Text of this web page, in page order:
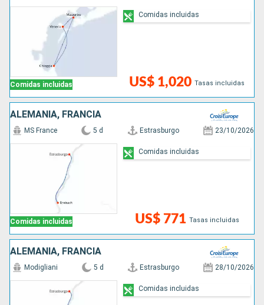
Comidas incluidas US$ 1,020 Tasas incluidas
Comidas incluidas
ALEMANIA, FRANCIA
Comidas incluidas
MS France 5 d Estrasburgo 23/10/2026
US$ 771 Tasas incluidas
Comidas incluidas
ALEMANIA, FRANCIA
Modigliani 5 d Estrasburgo 28/10/2026
Comidas incluidas